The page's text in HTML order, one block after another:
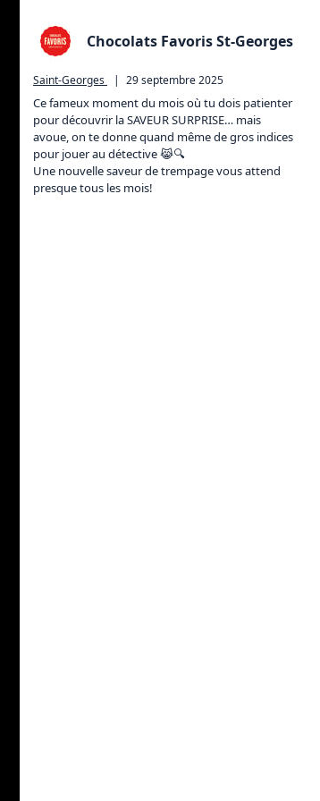
Chocolats Favoris St-Georges
Saint-Georges | 29 septembre 2025
Ce fameux moment du mois où tu dois patienter
pour découvrir la SAVEUR SURPRISE… mais
avoue, on te donne quand même de gros indices
pour jouer au détective 😹🔍
Une nouvelle saveur de trempage vous attend
presque tous les mois!